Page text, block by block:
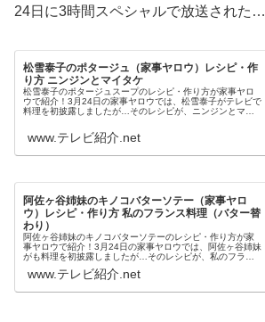
24日に3時間スペシャルで放送された…
松雪泰子のポタージュ（家事ヤロウ）レシピ・作
り方 ニンジンとマイタケ
松雪泰子のポタージュスープのレシピ・作り方が家事ヤロ
ウで紹介！3月24日の家事ヤロウでは、松雪泰子がテレビで
料理を初披露しましたが…そのレシピが、ニンジンとマイ
ヤロウで紹介された松雪泰子の...
www.テレビ紹介.net
阿佐ヶ谷姉妹のキノコバターソテー（家事ヤロ
ウ）レシピ・作り方 私のフランス料理（バター替
わり）
阿佐ヶ谷姉妹のキノコバターソテーのレシピ・作り方が家
事ヤロウで紹介！3月24日の家事ヤロウでは、阿佐ヶ谷姉妹
がも料理を初披露しましたが…そのレシピが、私のフラン
ソテーです。そこで今回は、今...
www.テレビ紹介.net